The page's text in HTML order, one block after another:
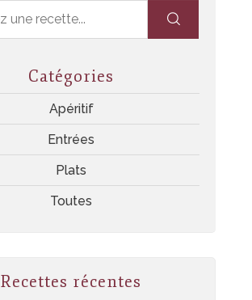
Catégories
Apéritif
Entrées
Plats
Toutes
Recettes récentes